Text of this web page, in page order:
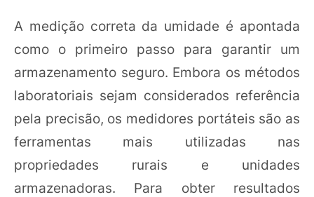
A medição correta da umidade é apontada
como o primeiro passo para garantir um
armazenamento seguro. Embora os métodos
laboratoriais sejam considerados referência
pela precisão, os medidores portáteis são as
ferramentas mais utilizadas nas
propriedades rurais e unidades
armazenadoras. Para obter resultados